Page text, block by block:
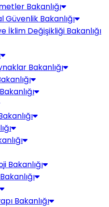
Bakanlığı
Güvenlik Bakanlığı
İklim Değişikliği Bakanlığı
Bakanlığı
Bakanlığı
Bakanlığı